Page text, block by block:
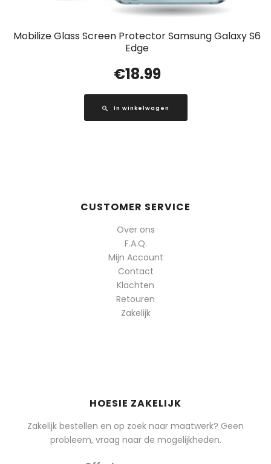
Mobilize Glass Screen Protector Samsung Galaxy S6
Edge
€18.99
In winkelwagen
CUSTOMER SERVICE
Over ons
F.A.Q.
Mijn Account
Contact
Klachten
Retouren
Zakelijk
HOESIE ZAKELIJK
Zakelijk bestellen en op zoek naar maatwerk? Geen
probleem, vraag naar de mogelijkheden.